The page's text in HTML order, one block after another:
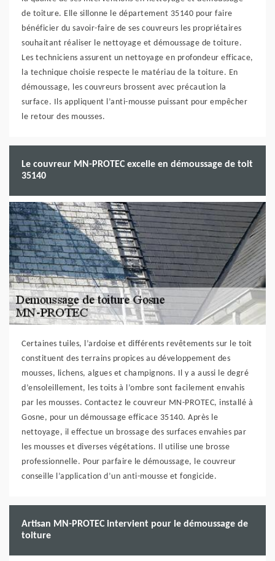
de toiture. Elle sillonne le département 35140 pour faire
bénéficier du savoir-faire de ses couvreurs les propriétaires
souhaitant réaliser le nettoyage et démoussage de toiture.
Les techniciens assurent un nettoyage en profondeur efficace,
la technique choisie respecte le matériau de la toiture. En
démoussage, les couvreurs brossent avec précaution la
surface. Ils appliquent l’anti-mousse puissant pour empêcher
le retour des mousses.
Le couvreur MN-PROTEC excelle en démoussage de toit
35140
Certaines tuiles, l’ardoise et différents revêtements sur le toit
constituent des terrains propices au développement des
mousses, lichens, algues et champignons. Il y a aussi le degré
d’ensoleillement, les toits à l’ombre sont facilement envahis
par les mousses. Contactez le couvreur MN-PROTEC, installé à
Gosne, pour un démoussage efficace 35140. Après le
nettoyage, il effectue un brossage des surfaces envahies par
les mousses et diverses végétations. Il utilise une brosse
professionnelle. Pour parfaire le démoussage, le couvreur
conseille l’application d’un anti-mousse et fongicide.
Artisan MN-PROTEC intervient pour le démoussage de
toiture